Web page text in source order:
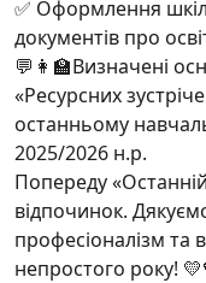
✅ Оформлення
документів про
💬👩‍🏫Визначені
«Ресурсних
останньому
2025/2026 н.р.
Попереду
відпочинок.
професіоналізм та
непростого року!